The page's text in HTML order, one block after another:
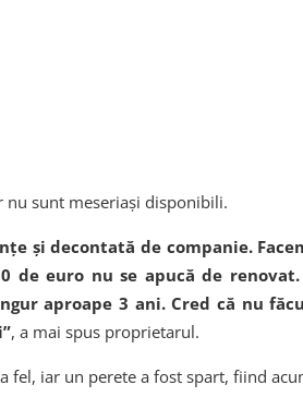
nu sunt meseriași disponibili.
și decontată de companie.
de euro nu se apucă de
aproape 3 ani. Cred că nu
, a mai spus proprietarul.
iar un perete a fost spart, fiind